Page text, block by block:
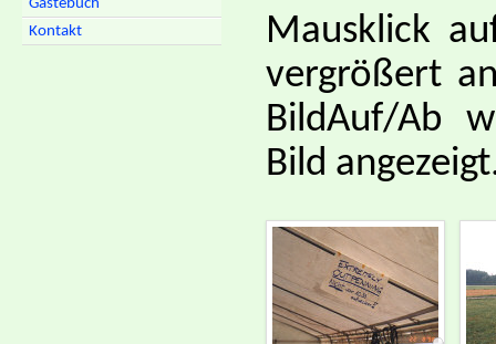
Gästebuch
Kontakt
Mausklick
vergrößert
BildAuf/Ab
Bild